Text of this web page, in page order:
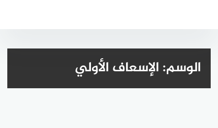
الوسم:الإسعاف الأولي